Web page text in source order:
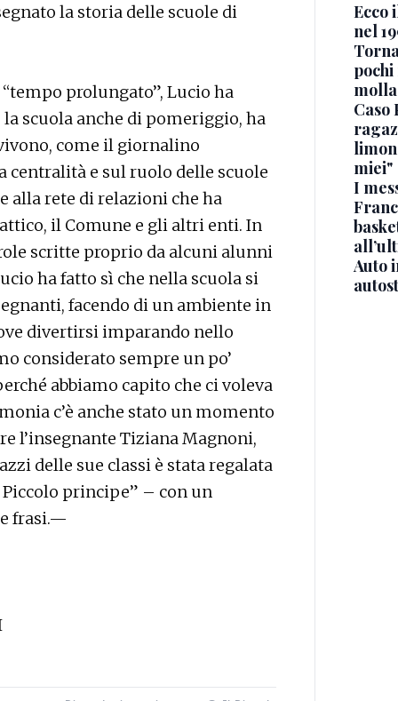
la storia delle scuole di
prolungato”, Lucio ha
scuola anche di pomeriggio, ha
come il giornalino
centralità e sul ruolo delle scuole
rete di relazioni che ha
il Comune e gli altri enti. In
scritte proprio da alcuni alunni
ha fatto sì che nella scuola si
facendo di un ambiente in
divertirsi imparando nello
considerato sempre un po’
abbiamo capito che ci voleva
c’è anche stato un momento
l’insegnante Tiziana Magnoni,
delle sue classi è stata regalata
principe” – con un
frasi.—
Ecco
nel
molla
Caso
miei"
I
Auto